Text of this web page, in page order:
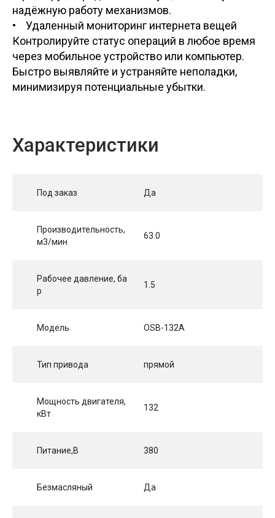
надёжную работу механизмов.
• Удаленный мониторинг интернета вещей
Контролируйте статус операций в любое время
через мобильное устройство или компьютер.
Быстро выявляйте и устраняйте неполадки,
минимизируя потенциальные убытки.
Характеристики
Под заказ Да
Производительность,
м3/мин
63.0
Рабочее давление, ба
р
1.5
Модель OSB-132A
Тип привода прямой
Мощность двигателя,
кВт
132
Питание,В 380
Безмасляный Да